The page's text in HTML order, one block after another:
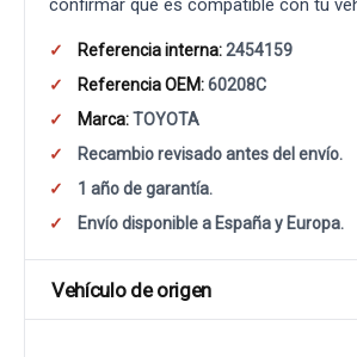
confirmar que es compatible con tu
Referencia interna:2454159
Referencia OEM:60208C
Marca:TOYOTA
Recambio revisado antes del envío.
1 año de garantía.
Envío disponible a España y Europa.
Vehículo de origen